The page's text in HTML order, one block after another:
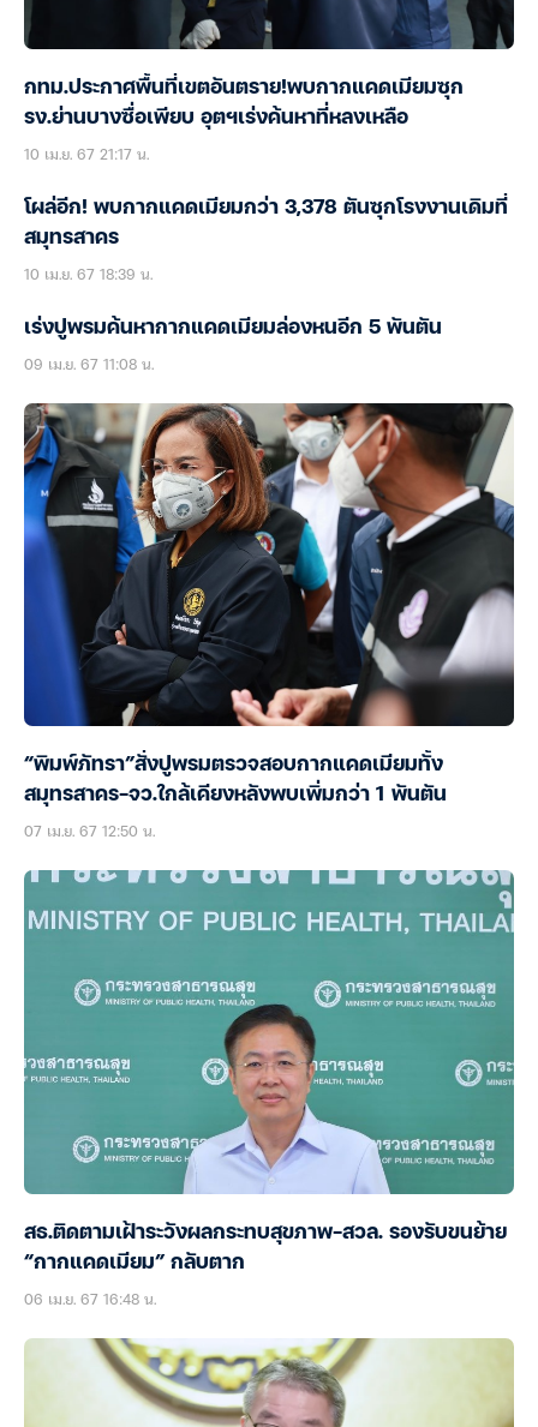
กทม.ประกาศพื้นที่เขตอันตราย!พบกากแคดเมียมซุก
รง.ย่านบางซื่อเพียบ อุตฯเร่งค้นหาที่หลงเหลือ
10 เม.ย. 67 21:17 น.
โผล่อีก! พบกากแคดเมียมกว่า 3,378 ตันซุกโรงงานเดิมที่
สมุทรสาคร
10 เม.ย. 67 18:39 น.
เร่งปูพรมค้นหากากแคดเมียมล่องหนอีก 5 พันตัน
09 เม.ย. 67 11:08 น.
“พิมพ์ภัทรา”สั่งปูพรมตรวจสอบกากแคดเมียมทั้ง
สมุทรสาคร-จว.ใกล้เคียงหลังพบเพิ่มกว่า 1 พันตัน
07 เม.ย. 67 12:50 น.
สธ.ติดตามเฝ้าระวังผลกระทบสุขภาพ-สวล. รองรับขนย้าย
“กากแคดเมียม” กลับตาก
06 เม.ย. 67 16:48 น.